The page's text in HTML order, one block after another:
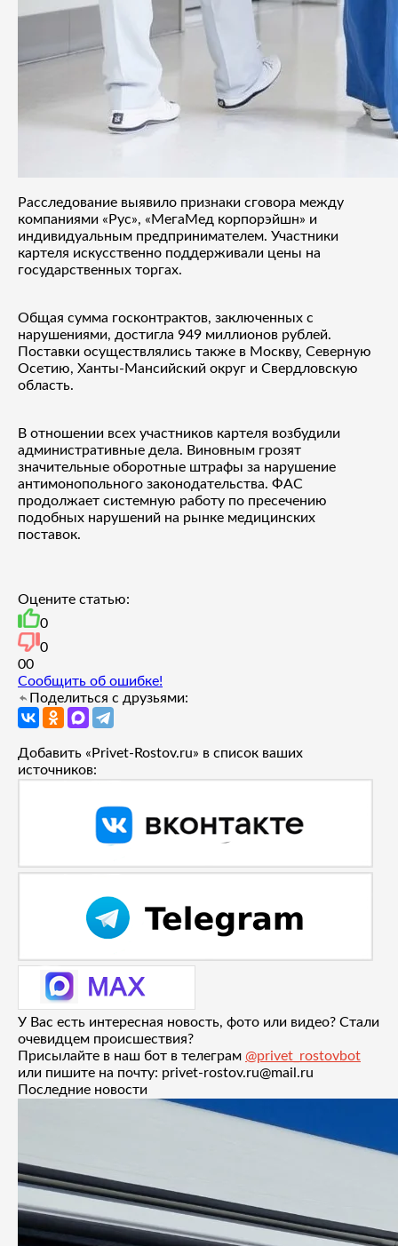
Расследование выявило признаки сговора между
компаниями «Рус», «МегаМед корпорэйшн» и
индивидуальным предпринимателем. Участники
картеля искусственно поддерживали цены на
государственных торгах.
Общая сумма госконтрактов, заключенных с
нарушениями, достигла 949 миллионов рублей.
Поставки осуществлялись также в Москву, Северную
Осетию, Ханты-Мансийский округ и Свердловскую
область.
В отношении всех участников картеля возбудили
административные дела. Виновным грозят
значительные оборотные штрафы за нарушение
антимонопольного законодательства. ФАС
продолжает системную работу по пресечению
подобных нарушений на рынке медицинских
поставок.
Оцените статью:
0
0
00
Сообщить об ошибке!
Поделиться с друзьями:
Добавить «Privet-Rostov.ru» в список ваших
источников:
У Вас есть интересная новость, фото или видео? Стали
очевидцем происшествия?
Присылайте в наш бот в телеграм @privet_rostovbot
или пишите на почту: privet-rostov.ru@mail.ru
Последние новости